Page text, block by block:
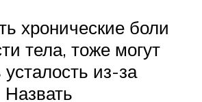
хронические боли
тела, тоже могут
усталость из-за
Назвать